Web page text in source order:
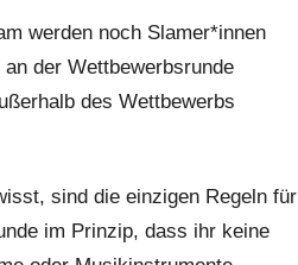
werden noch Slamer*innen
der Wettbewerbsrunde
des Wettbewerbs
sind die einzigen Regeln für
im Prinzip, dass ihr keine